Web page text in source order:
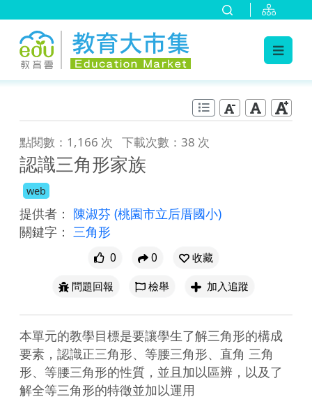
點閱數：1,166 次 下載次數：38 次
認識三角形家族
web
提供者： 陳淑芬 (桃園市立后厝國小)
關鍵字： 三角形
0 0
收藏
問題回報
檢舉 加入追蹤
本單元的教學目標是要讓學生了解三角形的構成
要素，認識正三角形、等腰三角形、直角 三角
形、等腰三角形的性質，並且加以區辨，以及了
解全等三角形的特徵並加以運用